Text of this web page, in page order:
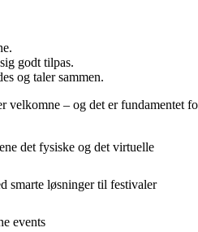
godt tilpas.
og taler sammen.
– og det er fundamentet
det fysiske og det virtuelle
smarte løsninger til festivaler
events